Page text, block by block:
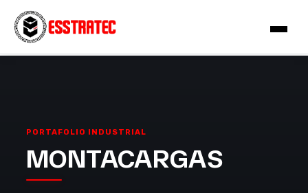
PORTAFOLIO INDUSTRIAL
MONTACARGAS